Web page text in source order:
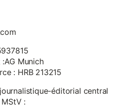
Munich
: HRB 213215
éditorial central
: